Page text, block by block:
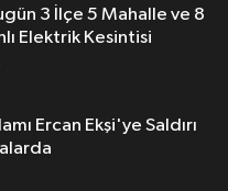
3 İlçe 5 Mahalle ve 8
Elektrik Kesintisi
Ercan Ekşi'ye Saldırı